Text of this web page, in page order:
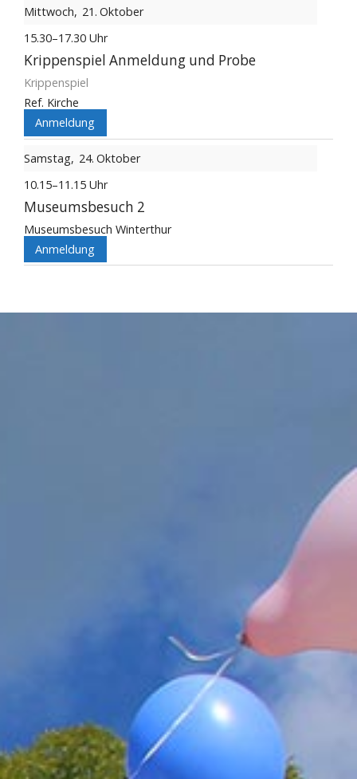
Mittwoch 21 Oktober
15.30–17.30 Uhr
Krippenspiel Anmeldung und Probe
Krippenspiel
Ref. Kirche
Anmeldung
Samstag 24 Oktober
10.15–11.15 Uhr
Museumsbesuch 2
Museumsbesuch Winterthur
Anmeldung